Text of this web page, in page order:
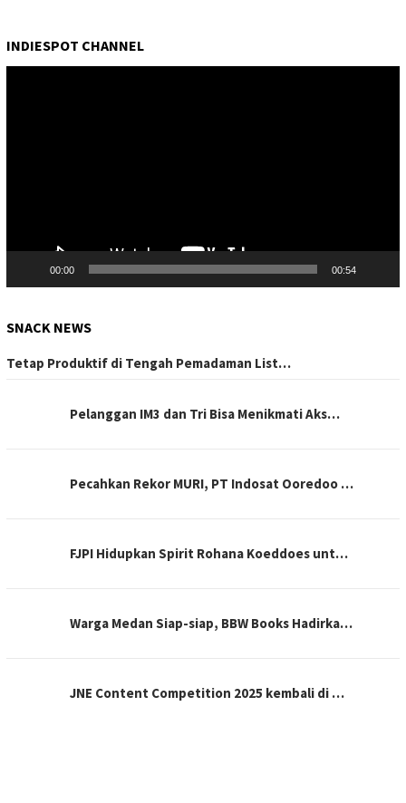
INDIESPOT CHANNEL
00:00 00:54
SNACK NEWS
Tetap Produktif di Tengah Pemadaman List…
Pelanggan IM3 dan Tri Bisa Menikmati Aks…
Pecahkan Rekor MURI, PT Indosat Ooredoo …
FJPI Hidupkan Spirit Rohana Koeddoes unt…
Warga Medan Siap-siap, BBW Books Hadirka…
JNE Content Competition 2025 kembali di …